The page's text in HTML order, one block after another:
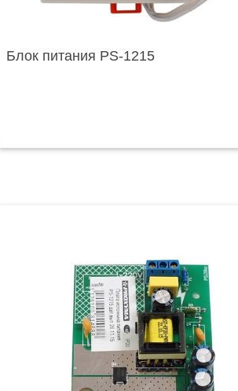
Блок питания PS-1215